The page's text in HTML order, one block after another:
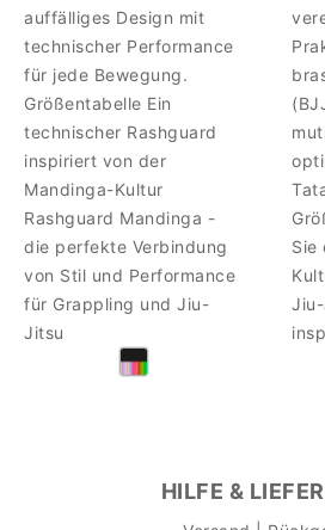
auffälliges Design mit
technischer Performance
für jede Bewegung.
Größentabelle Ein
technischer Rashguard
inspiriert von der
Mandinga-Kultur
Rashguard Mandinga -
die perfekte Verbindung
von Stil und Performance
für Grappling und Jiu-
Jitsu
Sie
HILFE &